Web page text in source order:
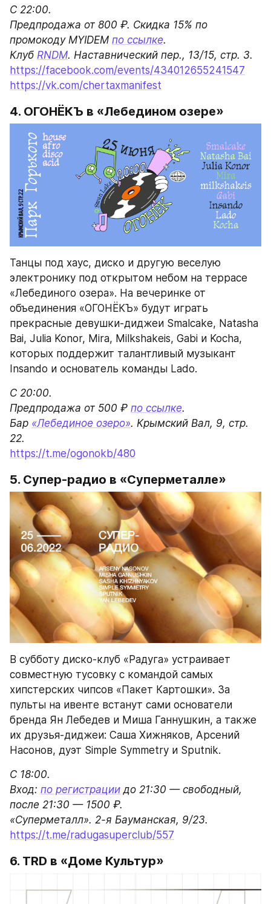
С 22:00.
Предпродажа от 800 ₽. Скидка 15% по
промокоду MYIDEM по ссылке.
Клуб RNDM
https://facebook.com/events/434012655241547
https://vk.com/chertaxmanifest
4. ОГОНЁКЪ‎ в «Лебедином озере»
Танцы под хаус, диско и другую веселую
электронику под открытом небом на террасе
«Лебединого озера». На вечеринке от
объединения «ОГОНЁКЪ» будут играть
прекрасные девушки-диджеи Smalcake, Natasha
Bai, Julia Konor, Mira, Milkshakeis, Gabi и Kocha,
которых поддержит талантливый музыкант
Insando и основатель команды Lado.
С 20:00.
Предпродажа от 500 ₽ по ссылке.
Бар «Лебединое озеро». Крымский Вал, 9, стр.
https://t.me/ogonokb/480
5. Супер-радио в «Суперметалле»
В субботу диско-клуб «Радуга» устраивает
совместную тусовку с командой самых
хипстерских чипсов «Пакет Картошки». За
пульты на ивенте встанут сами основатели
бренда Ян Лебедев и Миша Ганнушкин, а также
их друзья-диджеи: Саша Хижняков, Арсений
Насонов, дуэт Simple Symmetry и Sputnik.
С 18:00.
Вход: по регистрации
после 21:30 — 1500 ₽.
https://t.me/radugasuperclub/557
6. TRD в «Доме Культур»